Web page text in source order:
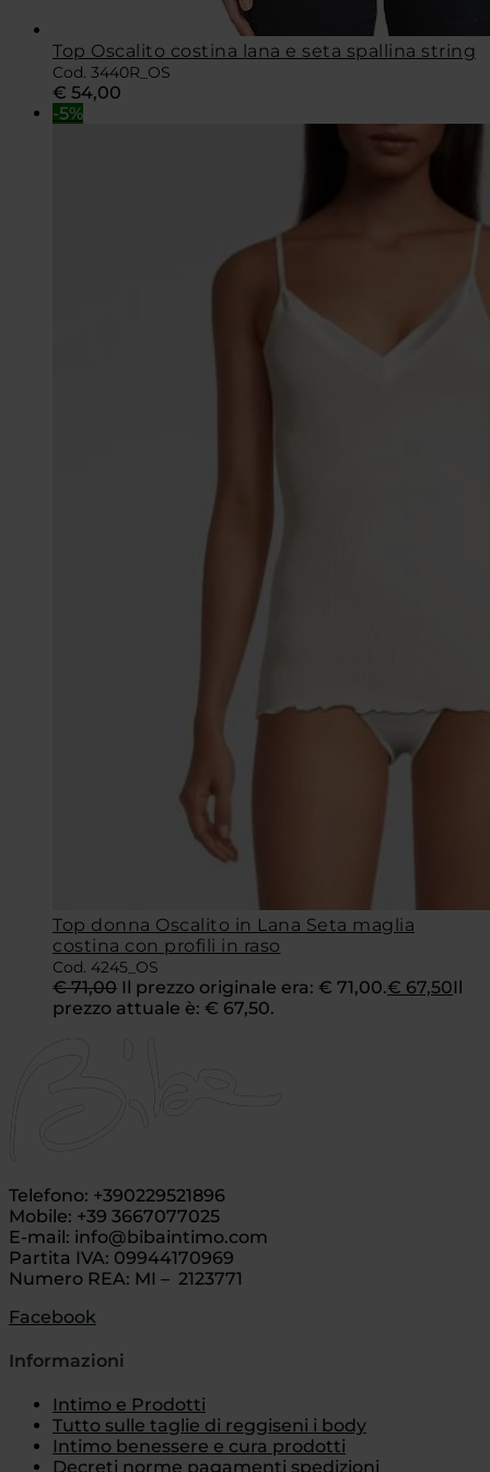
Top Oscalito costina lana e seta spallina string
Cod. 3440R_OS
€ 54,00
-5%
Top donna Oscalito in Lana Seta maglia
costina con profili in raso
Cod. 4245_OS
€71,00 Il prezzo originale era: € 71,00.€ 67,50Il
prezzo attuale è: € 67,50.
Telefono: +390229521896
Mobile: +39 3667077025
E-mail: info@bibaintimo.com
Partita IVA: 09944170969
Numero REA: MI – 2123771
Facebook
Informazioni
Intimo e Prodotti
Tutto sulle taglie di reggiseni i body
Intimo benessere e cura prodotti
Decreti norme pagamenti spedizioni